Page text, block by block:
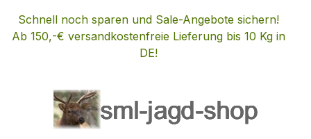
Zum Hauptinhalt springen
Schnell noch sparen und Sale-Angebote sichern!
Ab 150,-€ versandkostenfreie Lieferung bis 10 Kg in
DE!